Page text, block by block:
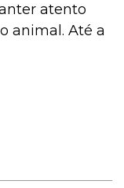
atento
animal. Até a